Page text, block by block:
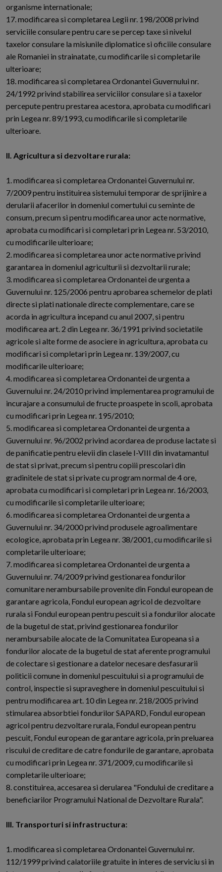
organisme internationale;
17. modificarea si completarea Legii nr. 198/2008 privind
serviciile consulare pentru care se percep taxe si nivelul
taxelor consulare la misiunile diplomatice si oficiile consulare
ale Romaniei in strainatate, cu modificarile si completarile
ulterioare;
18. modificarea si completarea Ordonantei Guvernului nr.
24/1992 privind stabilirea serviciilor consulare si a taxelor
percepute pentru prestarea acestora, aprobata cu modificari
prin Legea nr. 89/1993, cu modificarile si completarile
ulterioare.
II. Agricultura si dezvoltare rurala:
1. modificarea si completarea Ordonantei Guvernului nr.
7/2009 pentru instituirea sistemului temporar de sprijinire a
derularii afacerilor in domeniul comertului cu seminte de
consum, precum si pentru modificarea unor acte normative,
aprobata cu modificari si completari prin Legea nr. 53/2010,
cu modificarile ulterioare;
2. modificarea si completarea unor acte normative privind
garantarea in domeniul agriculturii si dezvoltarii rurale;
3. modificarea si completarea Ordonantei de urgenta a
Guvernului nr. 125/2006 pentru aprobarea schemelor de plati
directe si plati nationale directe complementare, care se
acorda in agricultura incepand cu anul 2007, si pentru
modificarea art. 2 din Legea nr. 36/1991 privind societatile
agricole si alte forme de asociere in agricultura, aprobata cu
modificari si completari prin Legea nr. 139/2007, cu
modificarile ulterioare;
4. modificarea si completarea Ordonantei de urgenta a
Guvernului nr. 24/2010 privind implementarea programului de
incurajare a consumului de fructe proaspete in scoli, aprobata
cu modificari prin Legea nr. 195/2010;
5. modificarea si completarea Ordonantei de urgenta a
Guvernului nr. 96/2002 privind acordarea de produse lactate si
de panificatie pentru elevii din clasele I-VIII din invatamantul
de stat si privat, precum si pentru copiii prescolari din
gradinitele de stat si private cu program normal de 4 ore,
aprobata cu modificari si completari prin Legea nr. 16/2003,
cu modificarile si completarile ulterioare;
6. modificarea si completarea Ordonantei de urgenta a
Guvernului nr. 34/2000 privind produsele agroalimentare
ecologice, aprobata prin Legea nr. 38/2001, cu modificarile si
completarile ulterioare;
7. modificarea si completarea Ordonantei de urgenta a
Guvernului nr. 74/2009 privind gestionarea fondurilor
comunitare nerambursabile provenite din Fondul european de
garantare agricola, Fondul european agricol de dezvoltare
rurala si Fondul european pentru pescuit si a fondurilor alocate
de la bugetul de stat, privind gestionarea fondurilor
nerambursabile alocate de la Comunitatea Europeana si a
fondurilor alocate de la bugetul de stat aferente programului
de colectare si gestionare a datelor necesare desfasurarii
politicii comune in domeniul pescuitului si a programului de
control, inspectie si supraveghere in domeniul pescuitului si
pentru modificarea art. 10 din Legea nr. 218/2005 privind
stimularea absorbtiei fondurilor SAPARD, Fondul european
agricol pentru dezvoltare rurala, Fondul european pentru
pescuit, Fondul european de garantare agricola, prin preluarea
riscului de creditare de catre fondurile de garantare, aprobata
cu modificari prin Legea nr. 371/2009, cu modificarile si
completarile ulterioare;
8. constituirea, accesarea si derularea "Fondului de creditare a
beneficiarilor Programului National de Dezvoltare Rurala".
III. Transporturi si infrastructura:
1. modificarea si completarea Ordonantei Guvernului nr.
112/1999 privind calatoriile gratuite in interes de serviciu si in